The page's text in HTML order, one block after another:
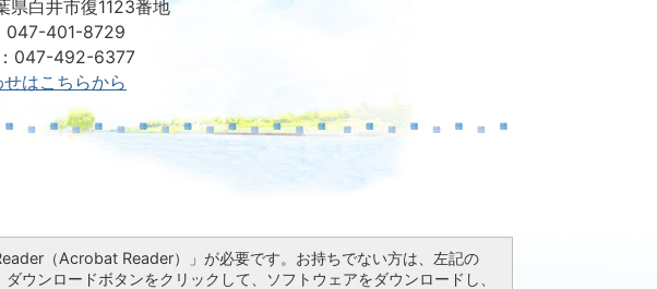
県白井市復1123番地
047-401-8729
047-492-6377
はこちらから
（Acrobat Reader）」が必要です。お持ちでない方は、左記の
ウンロードボタンをクリックして、ソフトウェアをダウンロードし、